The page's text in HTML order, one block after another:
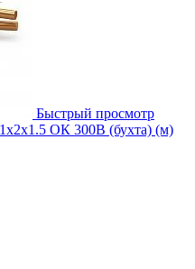
Быстрый просмотр
ОК 300В (бухта) (м)